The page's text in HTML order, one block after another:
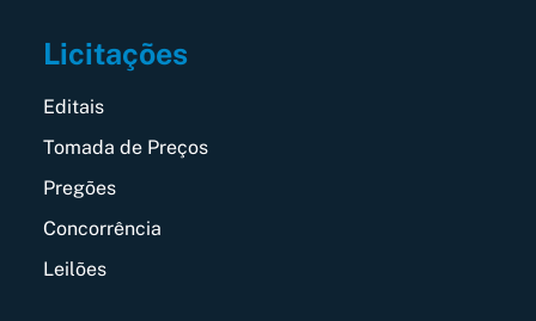
Licitações
Editais
Tomada de Preços
Pregões
Concorrência
Leilões